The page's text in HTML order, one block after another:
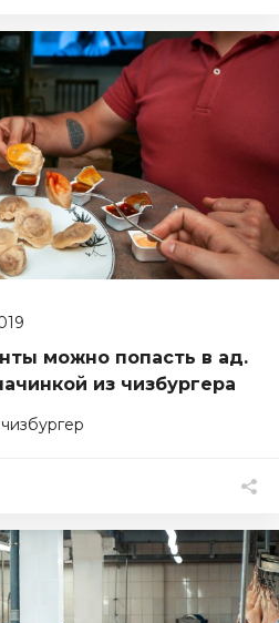
можно попасть в ад.
из чизбургера
чизбургер